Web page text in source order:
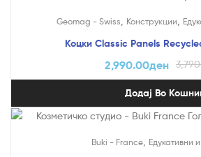
Geomag - Swiss Конструкции
Коцки Classic Panels
2,990.00ден
Додај Во
Buki - France, Едукативни